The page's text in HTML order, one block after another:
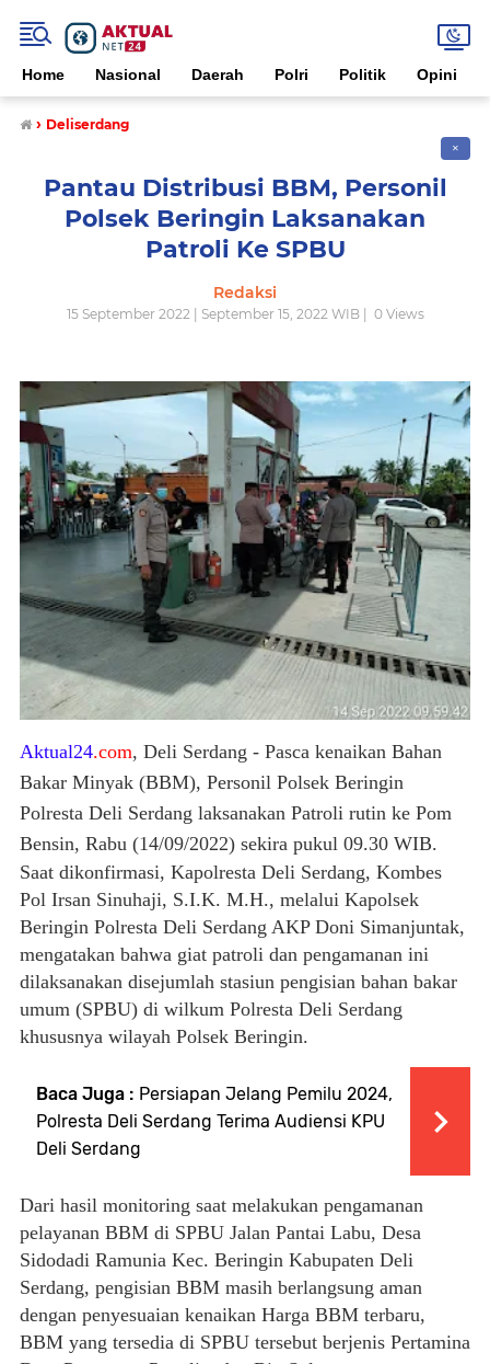
Home Nasional Daerah Polri Politik Opini
› Deliserdang
✕
Pantau Distribusi BBM, Personil
Polsek Beringin Laksanakan
Patroli Ke SPBU
Redaksi
15 September 2022 | September 15, 2022 WIB | 0Views
Aktual24.com, Deli Serdang - Pasca kenaikan Bahan
Bakar Minyak (BBM), Personil Polsek Beringin
Polresta Deli Serdang laksanakan Patroli rutin ke Pom
Bensin, Rabu (14/09/2022) sekira pukul 09.30 WIB.
Saat dikonfirmasi, Kapolresta Deli Serdang, Kombes
Pol Irsan Sinuhaji, S.I.K. M.H., melalui Kapolsek
Beringin Polresta Deli Serdang AKP Doni Simanjuntak,
mengatakan bahwa giat patroli dan pengamanan ini
dilaksanakan disejumlah stasiun pengisian bahan bakar
umum (SPBU) di wilkum Polresta Deli Serdang
khususnya wilayah Polsek Beringin.
Baca Juga : Persiapan Jelang Pemilu 2024,
Polresta Deli Serdang Terima Audiensi KPU
Deli Serdang
Dari hasil monitoring saat melakukan pengamanan
pelayanan BBM di SPBU Jalan Pantai Labu, Desa
Sidodadi Ramunia Kec. Beringin Kabupaten Deli
Serdang, pengisian BBM masih berlangsung aman
dengan penyesuaian kenaikan Harga BBM terbaru,
BBM yang tersedia di SPBU tersebut berjenis Pertamina